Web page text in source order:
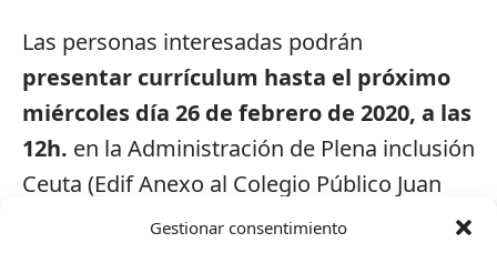
Gestionar consentimiento
Las personas interesadas podrán
presentar currículum hasta el próximo
miércoles día 26 de febrero de 2020, a las
12h. en la Administración de Plena inclusión
Ceuta (Edif Anexo al Colegio Público Juan